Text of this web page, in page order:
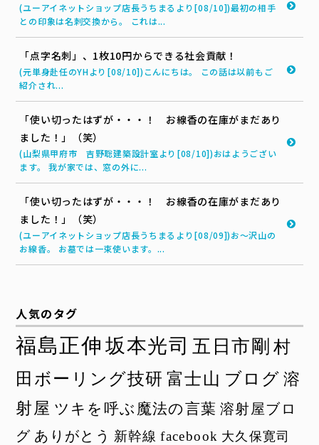
(ユーアイネットショップ店長うちまるより[08/10])最初の相手
との印象は名刺交換から。 これは...
「点字名刺」、1枚10円からできる社会貢献！
(元単身赴任のYHより[08/10])こんにちは。 この話は以前もご
紹介され...
「使い切ったはずが・・・！ お線香の在庫がまだあり
ました！」（笑）
(山梨県甲府市 吉野聡建築設計室より[08/10])おはようござい
ます。 我が家では、窓の外に...
「使い切ったはずが・・・！ お線香の在庫がまだあり
ました！」（笑）
(ユーアイネットショップ店長うちまるより[08/09])お～沢山の
お線香。 お墓では一束使います。...
人気のタグ
福島正伸 坂本光司 五日市剛 村
田ボーリング技研 富士山 ブログ 溶
射屋 ツキを呼ぶ魔法の言葉 溶射屋ブロ
グ ありがとう 新幹線 facebook 大久保寛司